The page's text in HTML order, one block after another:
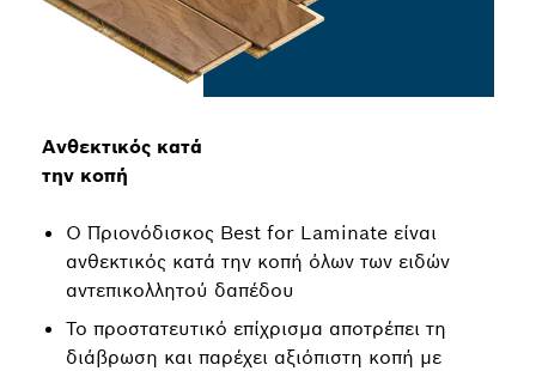
Ανθεκτικός κατά
την κοπή
Ο Πριονόδισκος Best for Laminate είναι
ανθεκτικός κατά την κοπή όλων των ειδών
αντεπικολλητού δαπέδου
Το προστατευτικό επίχρισμα αποτρέπει τη
διάβρωση και παρέχει αξιόπιστη κοπή με